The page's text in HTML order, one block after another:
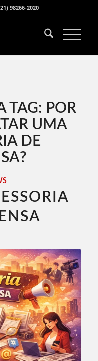
98266-2020
TAG: POR
UMA
DE